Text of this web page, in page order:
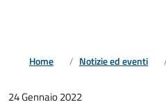
Home Notizie ed eventi
24 Gennaio 2022